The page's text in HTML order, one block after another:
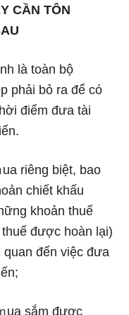
CẦN TÔN
Ɩà toàn bộ
phải bỏ ra để cό
điểm đưa tài
riêng biệt, bao
chiết khấu
khoản thuế
được hoàn Ɩại)
đến việc đưa
ua sắm được